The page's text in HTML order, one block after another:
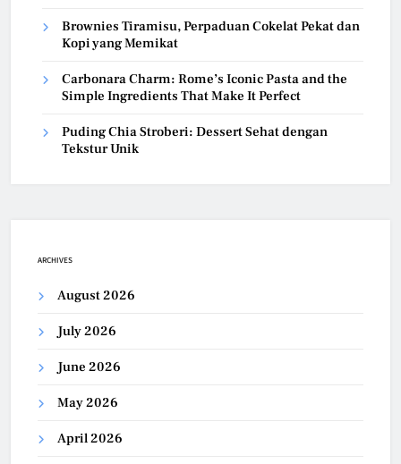
Brownies Tiramisu, Perpaduan Cokelat Pekat dan
Kopi yang Memikat
Carbonara Charm: Rome’s Iconic Pasta and the
Simple Ingredients That Make It Perfect
Puding Chia Stroberi: Dessert Sehat dengan
Tekstur Unik
ARCHIVES
August 2026
July 2026
June 2026
May 2026
April 2026